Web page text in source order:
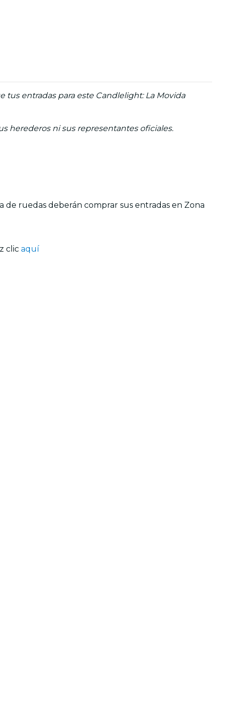
tus entradas para este Candlelight: La Movida
herederos ni sus representantes oficiales.
de ruedas deberán comprar sus entradas en Zona
clic aquí